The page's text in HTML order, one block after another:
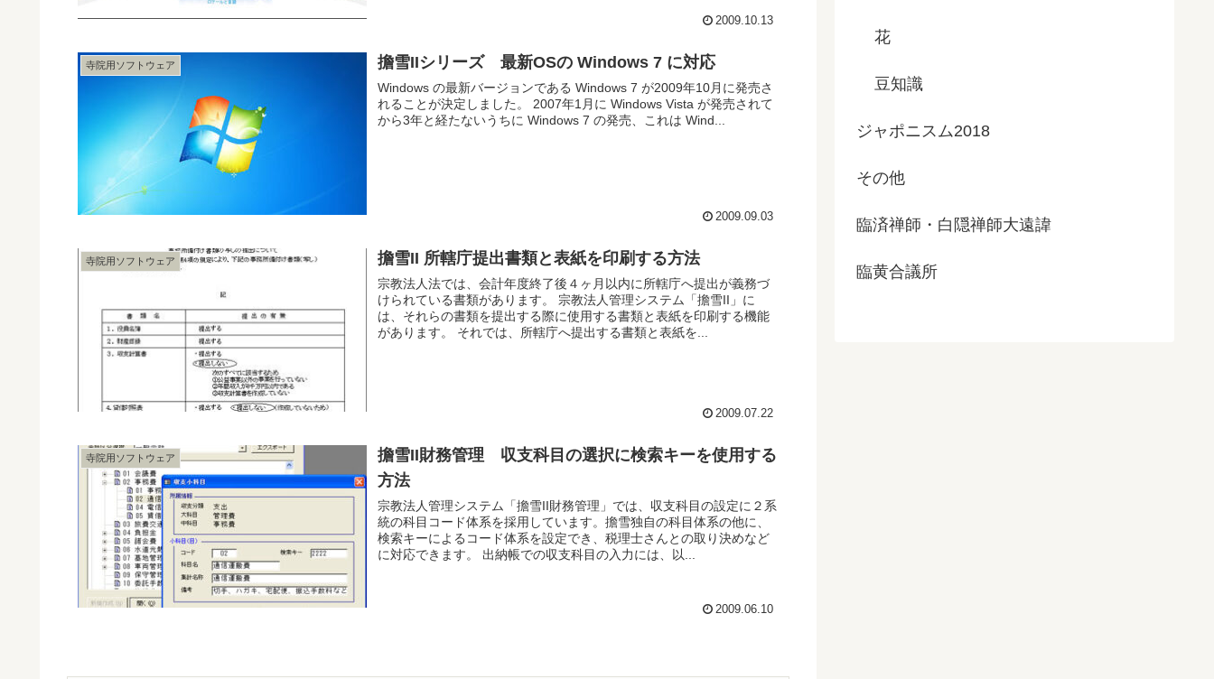
2009.10.13
寺院用ソフトウェア 擔雪IIシリーズ 最新OSの Windows 7 に対応
Windows の最新バージョンである Windows 7 が2009年10月に発売さ
れることが決定しました。 2007年1月に Windows Vista が発売されて
から3年と経たないうちに Windows 7 の発売、これは Wind...
2009.09.03
寺院用ソフトウェア 擔雪II 所轄庁提出書類と表紙を印刷する方法
宗教法人法では、会計年度終了後４ヶ月以内に所轄庁へ提出が義務づ
けられている書類があります。 宗教法人管理システム「擔雪II」に
は、それらの書類を提出する際に使用する書類と表紙を印刷する機能
があります。 それでは、所轄庁へ提出する書類と表紙を...
2009.07.22
寺院用ソフトウェア
擔雪II財務管理 収支科目の選択に検索キーを使用する
方法
宗教法人管理システム「擔雪II財務管理」では、収支科目の設定に２系
統の科目コード体系を採用しています。擔雪独自の科目体系の他に、
検索キーによるコード体系を設定でき、税理士さんとの取り決めなど
に対応できます。 出納帳での収支科目の入力には、以...
2009.06.10
花
豆知識
ジャポニスム2018
その他
臨済禅師・白隠禅師大遠諱
臨黄合議所